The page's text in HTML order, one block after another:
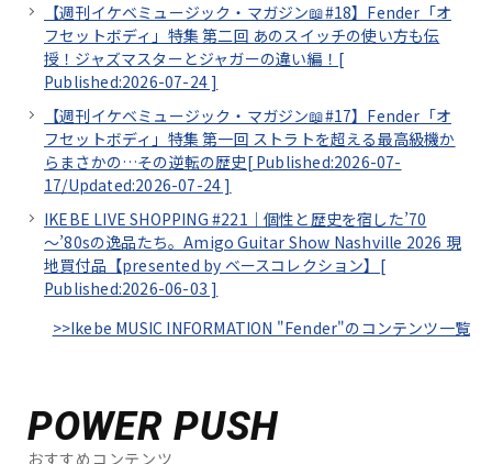
【週刊イケベミュージック・マガジン📖#18】Fender「オ
フセットボディ」特集 第二回 あのスイッチの使い方も伝
授！ジャズマスターとジャガーの違い編！[
Published:2026-07-24 ]
【週刊イケベミュージック・マガジン📖#17】Fender「オ
フセットボディ」特集 第一回 ストラトを超える最高級機か
らまさかの…その逆転の歴史[ Published:2026-07-
17/Updated:2026-07-24 ]
IKEBE LIVE SHOPPING #221｜個性と歴史を宿した’70
～’80sの逸品たち。Amigo Guitar Show Nashville 2026 現
地買付品【presented by ベースコレクション】[
Published:2026-06-03 ]
>>Ikebe MUSIC INFORMATION "Fender"のコンテンツ一覧
POWER PUSH
おすすめコンテンツ